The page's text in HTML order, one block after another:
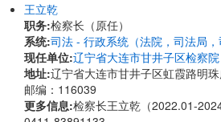
王立乾
职务:检察长（原任）
系统:司法 - 行政系统（法院，司法局，
现任单位:辽宁省大连市甘井子区检察院
地址:辽宁省大连市甘井子区虹霞路明
邮编：116039
更多信息:检察长王立乾（2022.01-